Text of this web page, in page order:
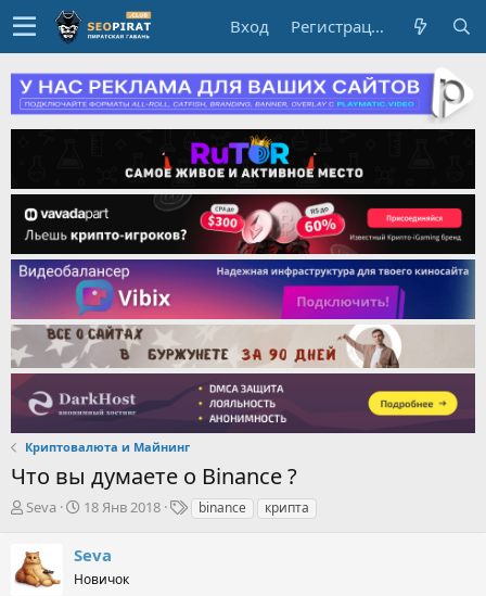
Вход Регистрация
Криптовалюта и Майнинг
Что вы думаете о Binance ?
А
о
р
Seva
Д
а
н
18 Янв 2018
Т binance крипта
Seva
Новичок